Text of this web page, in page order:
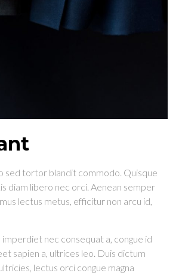
sed tortor blandit commodo. Quisque
diam libero nec orci. Aenean semper
lectus metus, efficitur non arcu id,
nec consequat a, congue id
sapien a, ultrices leo. Duis dictum
lectus orci congue magna